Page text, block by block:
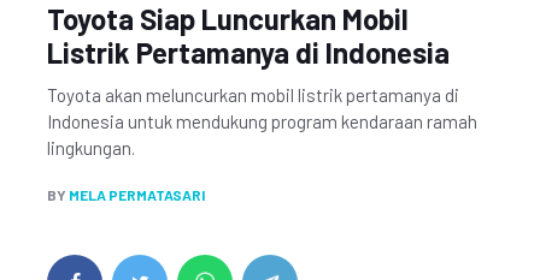
Toyota Siap Luncurkan Mobil
Listrik Pertamanya di Indonesia
Toyota akan meluncurkan mobil listrik pertamanya di
Indonesia untuk mendukung program kendaraan ramah
lingkungan.
BY MELA PERMATASARI